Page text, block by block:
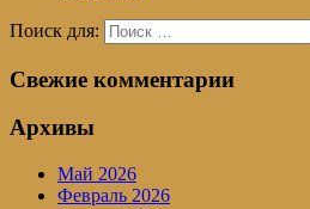
Поиск для:
Свежие комментарии
Архивы
Май 2026
Февраль 2026